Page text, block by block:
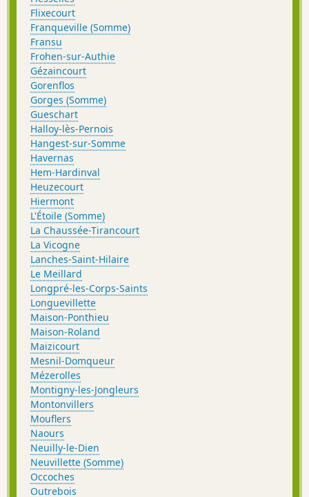
Flixecourt
Franqueville (Somme)
Fransu
Frohen-sur-Authie
Gézaincourt
Gorenflos
Gorges (Somme)
Gueschart
Halloy-lès-Pernois
Hangest-sur-Somme
Havernas
Hem-Hardinval
Heuzecourt
Hiermont
L'Étoile (Somme)
La Chaussée-Tirancourt
La Vicogne
Lanches-Saint-Hilaire
Le Meillard
Longpré-les-Corps-Saints
Longuevillette
Maison-Ponthieu
Maison-Roland
Maizicourt
Mesnil-Domqueur
Mézerolles
Montigny-les-Jongleurs
Montonvillers
Mouflers
Naours
Neuilly-le-Dien
Neuvillette (Somme)
Occoches
Outrebois